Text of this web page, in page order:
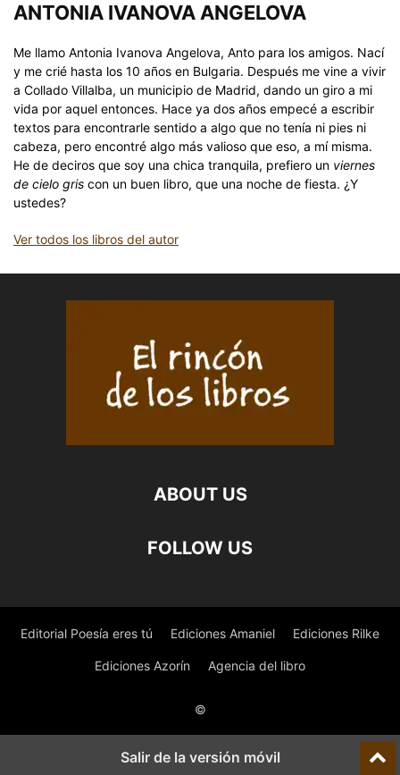
ANTONIA IVANOVA ANGELOVA
Me llamo Antonia Ivanova Angelova, Anto para los amigos. Nací
y me crié hasta los 10 años en Bulgaria. Después me vine a vivir
a Collado Villalba, un municipio de Madrid, dando un giro a mi
vida por aquel entonces. Hace ya dos años empecé a escribir
textos para encontrarle sentido a algo que no tenía ni pies ni
cabeza, pero encontré algo más valioso que eso, a mí misma.
He de deciros que soy una chica tranquila, prefiero un viernes
de cielo gris con un buen libro, que una noche de fiesta. ¿Y
ustedes?
Ver todos los libros del autor
ABOUT US
FOLLOW US
Editorial Poesía eres tú Ediciones Amaniel Ediciones Rilke
Ediciones Azorín Agencia del libro
©
Salir de la versión móvil